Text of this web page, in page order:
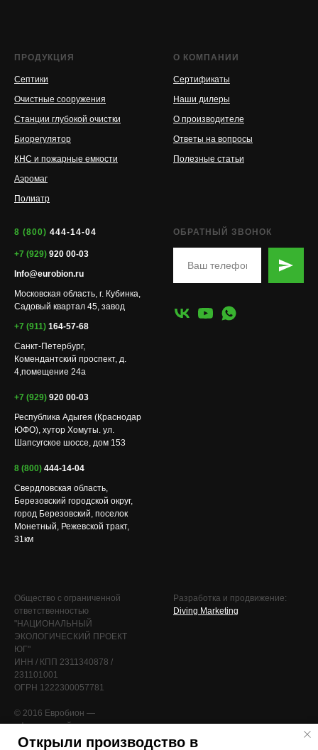
Открыли производство в
ПРОДУКЦИЯ
Септики
Очистные сооружения
Станции глубокой очистки
Биорегулятор
КНС и пожарные емкости
Аэромаг
Полиатр
О КОМПАНИИ
Сертификаты
Наши дилеры
О производителе
Ответы на вопросы
Полезные статьи
8 (800) 444-14-04
+7 (929) 920 00-03
Info@eurobion.ru
Московская область, г. Кубинка,
Садовый квартал 45, завод
+7 (911) 164-57-68
Санкт-Петербург,
Комендантский проспект, д.
4,помещение 24а
+7 (929) 920 00-03
Республика Адыгея (Краснодар
ЮФО), хутор Хомуты. ул.
Шапсугское шоссе, дом 153
8 (800) 444-14-04
Свердловская область,
Березовский городской округ,
город Березовский, поселок
Монетный, Режевской тракт,
31км
ОБРАТНЫЙ ЗВОНОК
Общество с ограниченной
ответственностью
"НАЦИОНАЛЬНЫЙ
ЭКОЛОГИЧЕСКИЙ ПРОЕКТ
ЮГ"
ИНН / КПП 2311340878 /
231101001
ОГРН 1222300057781
© 2016 Евробион —
официальный
сайт производителя септиков и
Разработка и продвижение:
Diving Marketing